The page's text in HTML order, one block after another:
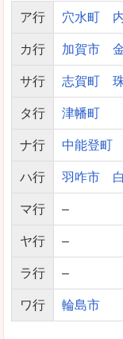
ア行 穴水町
カ行 加賀市
サ行 志賀町
タ行 津幡町
ナ行 中能登町
ハ行 羽咋市
マ行 –
ヤ行 –
ラ行 –
ワ行 輪島市